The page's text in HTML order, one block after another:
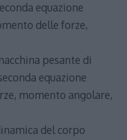
equazione
delle forze,
pesante di
equazione
momento angolare,
del corpo